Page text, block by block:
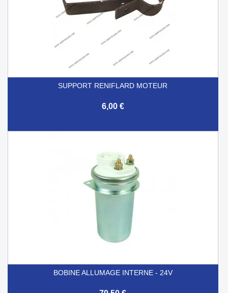
SUPPORT RENIFLARD MOTEUR
6,00 €
BOBINE ALLUMAGE INTERNE - 24V